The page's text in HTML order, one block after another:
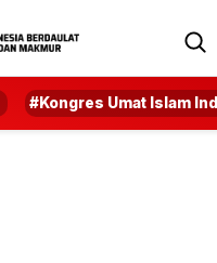
#Kongres Umat Islam